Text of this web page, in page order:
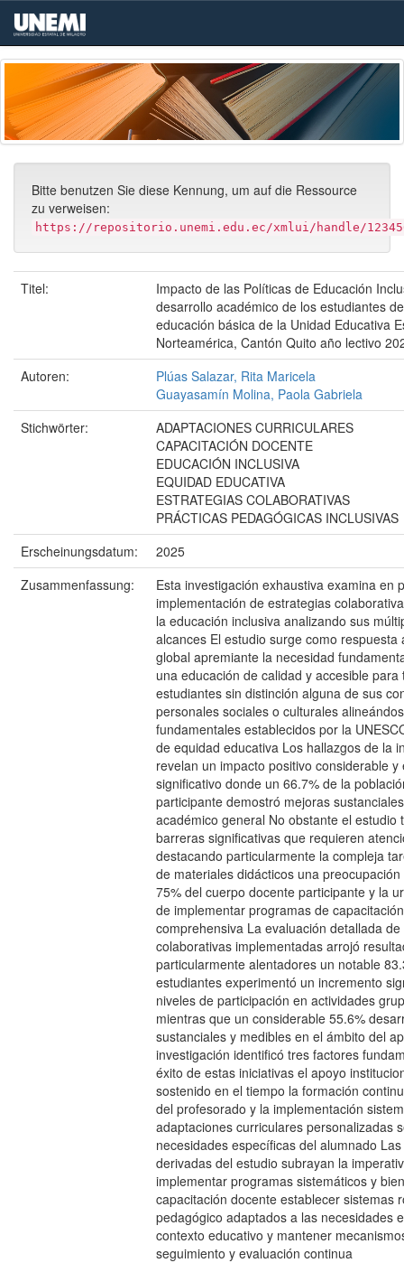
Skip
navigation
Bitte benutzen Sie diese Kennung, um auf die Ressource
zu verweisen:
https://repositorio.unemi.edu.ec/xmlui/handle/
Titel:
Impacto de las Políticas de Educación
desarrollo académico de los estudiantes
educación básica de la Unidad Educativa
Norteamérica, Cantón Quito año lectivo
Autoren:
Plúas Salazar, Rita Maricela
Guayasamín Molina, Paola Gabriela
Stichwörter:
ADAPTACIONES CURRICULARES
CAPACITACIÓN DOCENTE
EDUCACIÓN INCLUSIVA
EQUIDAD EDUCATIVA
ESTRATEGIAS COLABORATIVAS
PRÁCTICAS PEDAGÓGICAS INCLUSIVAS
Erscheinungsdatum:
2025
Zusammenfassung:
Esta investigación exhaustiva examina en
implementación de estrategias
la educación inclusiva analizando sus
alcances El estudio surge como respuesta
global apremiante la necesidad
una educación de calidad y accesible para
estudiantes sin distinción alguna de sus
personales sociales o culturales
fundamentales establecidos por la
de equidad educativa Los hallazgos de la
revelan un impacto positivo considerable
significativo donde un 66.7% de la
participante demostró mejoras
académico general No obstante el estudio
barreras significativas que requieren
destacando particularmente la compleja
de materiales didácticos una
75% del cuerpo docente participante y la
de implementar programas de
comprehensiva La evaluación detallada
colaborativas implementadas arrojó
particularmente alentadores un notable
estudiantes experimentó un incremento
niveles de participación en actividades
mientras que un considerable 55.6%
sustanciales y medibles en el ámbito del
investigación identificó tres factores
éxito de estas iniciativas el apoyo
sostenido en el tiempo la formación
del profesorado y la implementación
adaptaciones curriculares personalizadas
necesidades específicas del alumnado
derivadas del estudio subrayan la
implementar programas sistemáticos y
capacitación docente establecer sistemas
pedagógico adaptados a las necesidades
contexto educativo y mantener
seguimiento y evaluación continua